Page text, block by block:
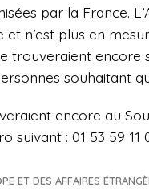
par la France.
n’est plus en
trouveraient encore
souhaitant
encore au
: 01 53 59 11
ET DES AFFAIRES